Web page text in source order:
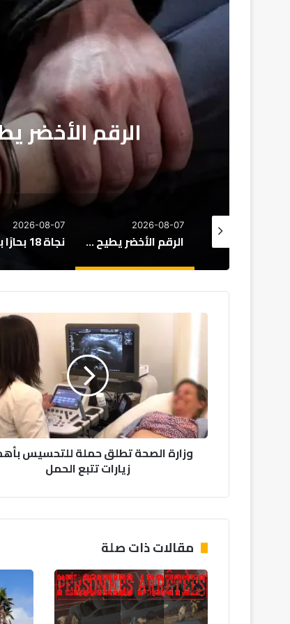
نجاة 18
2026-08-07
نجاة 18 بحارًا بعد غرق مركب صيد للسردين قبالة سواحل الداخلة
2026-08-07
للتحسيس
بأهمية
زيارات
تتبع
الحمل
وزارة الصحة تطلق حملة للتحسيس
زيارات تتبع الحمل
مقالات ذات صلة